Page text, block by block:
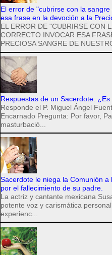
El error de "cubrirse con la
esa frase en la devoción a la
EL ERROR DE "CUBRIRSE CON
CORRECTO INVOCAR ESA
PRECIOSA SANGRE DE
Respuestas de un Sacerdote:
Responde el P. Miguel Ángel
Encarnado Pregunta: Por favor,
masturbació...
Sacerdote le niega la Comunión
por el fallecimiento de su padre.
La actriz y cantante mexicana
potente voz y carismática
experienc...